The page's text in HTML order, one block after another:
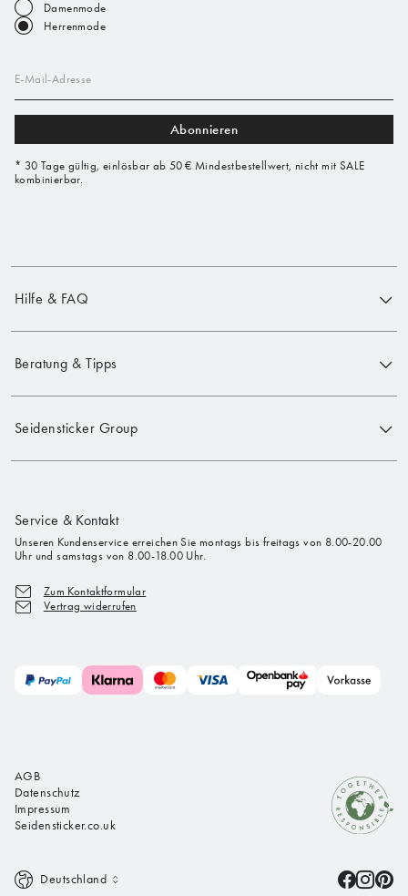
Damenmode
Herrenmode
E-Mail-Adresse
Abonnieren
* 30 Tage gültig, einlösbar ab 50 € Mindestbestellwert, nicht mit SALE
kombinierbar.
Hilfe & FAQ
Beratung & Tipps
Seidensticker Group
Service & Kontakt
Unseren Kundenservice erreichen Sie montags bis freitags von 8.00-20.00
Uhr und samstags von 8.00-18.00 Uhr.
Zum Kontaktformular
Vertrag widerrufen
AGB
Datenschutz
Impressum
Seidensticker.co.uk
Deutschland